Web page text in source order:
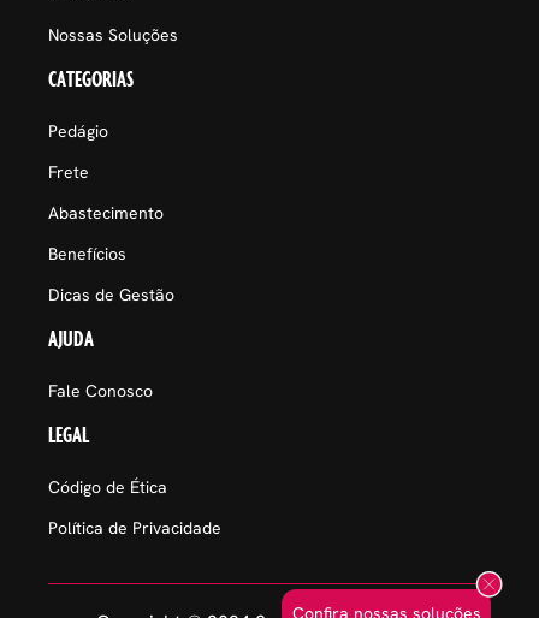
Confira nossas soluções
Nossas Soluções
CATEGORIAS
Pedágio
Frete
Abastecimento
Benefícios
Dicas de Gestão
AJUDA
Fale Conosco
LEGAL
Código de Ética
Política de Privacidade